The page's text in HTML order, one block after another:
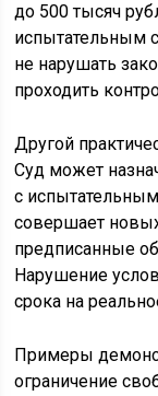
до 500 тысяч
испытательным
не нарушать
проходить
Другой
Суд может
с
совершает
предписанные
Нарушение
срока на
Примеры
ограничение